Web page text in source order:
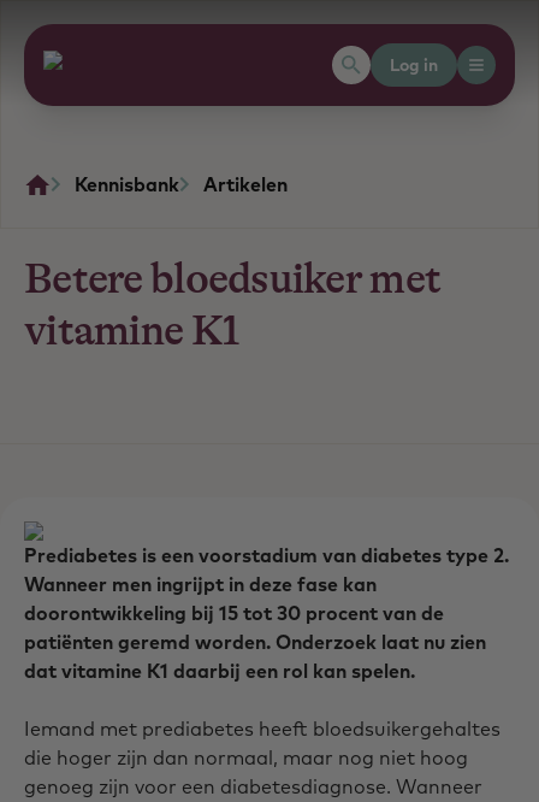
Log in
Kennisbank Artikelen
Betere bloedsuiker met
vitamine K1
Prediabetes is een voorstadium van diabetes type 2.
Wanneer men ingrijpt in deze fase kan
doorontwikkeling bij 15 tot 30 procent van de
patiënten geremd worden. Onderzoek laat nu zien
dat vitamine K1 daarbij een rol kan spelen.
Iemand met prediabetes heeft bloedsuikergehaltes
die hoger zijn dan normaal, maar nog niet hoog
genoeg zijn voor een diabetesdiagnose. Wanneer